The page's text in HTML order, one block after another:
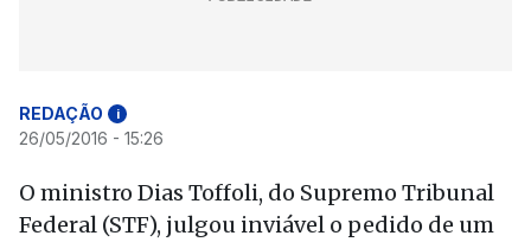
REDAÇÃO i
26/05/2016 - 15:26
O ministro Dias Toffoli, do Supremo Tribunal
Federal (STF), julgou inviável o pedido de um